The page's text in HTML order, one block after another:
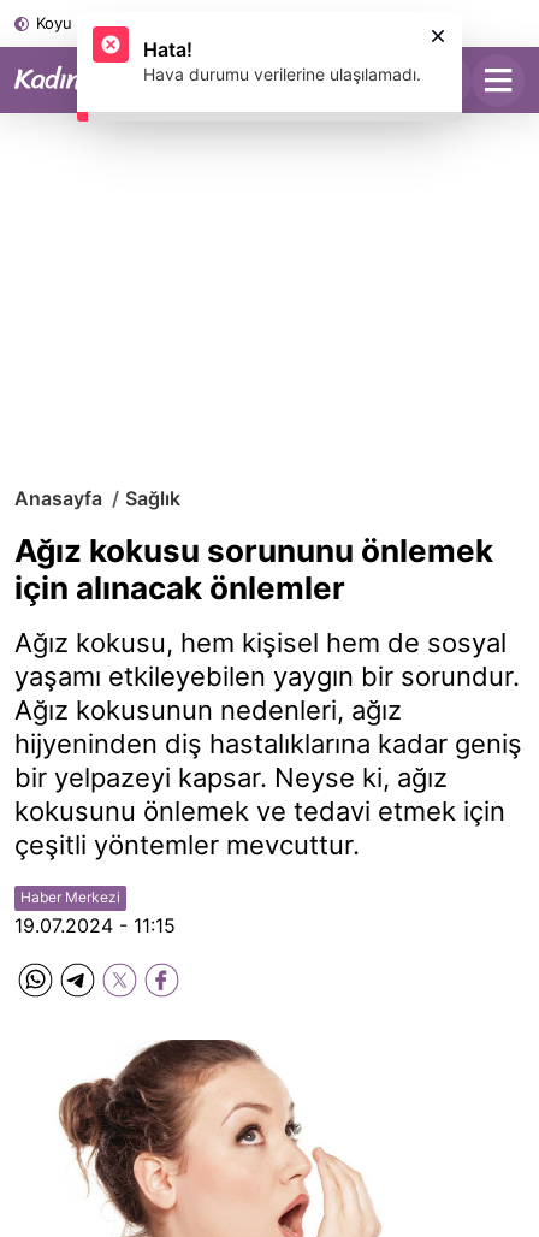
Koyu Mod
Anasayfa Sağlık
Ağız kokusu sorununu önlemek
için alınacak önlemler
Ağız kokusu, hem kişisel hem de sosyal
yaşamı etkileyebilen yaygın bir sorundur.
Ağız kokusunun nedenleri, ağız
hijyeninden diş hastalıklarına kadar geniş
bir yelpazeyi kapsar. Neyse ki, ağız
kokusunu önlemek ve tedavi etmek için
çeşitli yöntemler mevcuttur.
Haber Merkezi
19.07.2024 - 11:15